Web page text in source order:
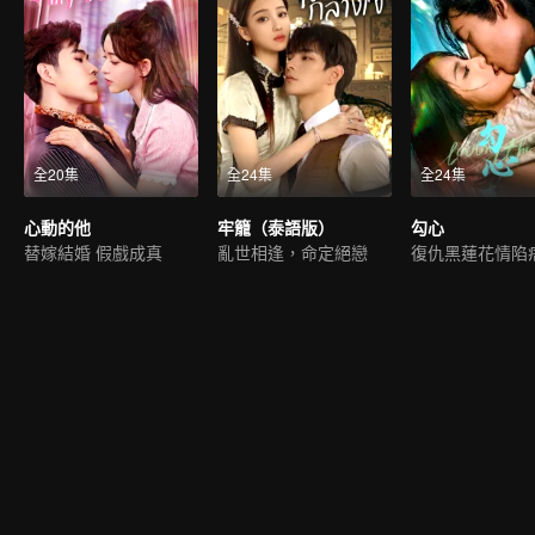
全20集
心動的他
替嫁結婚 假戲成真
全24集
牢籠（泰語版）
亂世相逢，命定絕戀
全24集
勾心
復仇黑蓮花情陷